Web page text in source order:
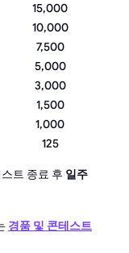
15,000
10,000
7,500
5,000
3,000
1,500
1,000
125
트 종료 후 일주
경품 및 콘테스트